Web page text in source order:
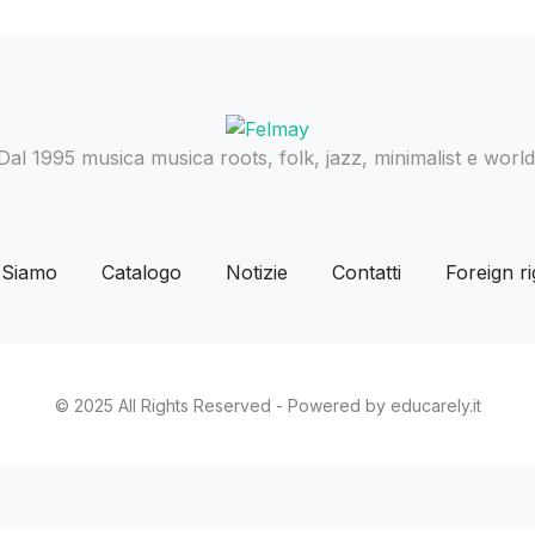
1995 musica musica roots, folk, jazz, minimalist e
Catalogo Notizie Contatti Foreign
© 2025 All Rights Reserved - Powered by educarely.it